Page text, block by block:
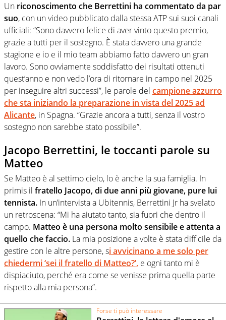
Un riconoscimento che Berrettini ha commentato da par
suo, con un video pubblicato dalla stessa ATP sui suoi canali
ufficiali: “Sono davvero felice di aver vinto questo premio,
grazie a tutti per il sostegno. È stata davvero una grande
stagione e io e il mio team abbiamo fatto davvero un gran
lavoro. Sono ovviamente soddisfatto dei risultati ottenuti
quest’anno e non vedo l’ora di ritornare in campo nel 2025
per inseguire altri successi”, le parole del campione azzurro
che sta iniziando la preparazione in vista del 2025 ad
Alicante, in Spagna. “Grazie ancora a tutti, senza il vostro
sostegno non sarebbe stato possibile”.
Jacopo Berrettini, le toccanti parole su
Matteo
Se Matteo è al settimo cielo, lo è anche la sua famiglia. In
primis il fratello Jacopo, di due anni più giovane, pure lui
tennista. In un’intervista a Ubitennis, Berrettini Jr ha svelato
un retroscena: “Mi ha aiutato tanto, sia fuori che dentro il
campo. Matteo è una persona molto sensibile e attenta a
quello che faccio. La mia posizione a volte è stata difficile da
gestire con le altre persone, si avvicinano a me solo per
chiedermi ‘sei il fratello di Matteo?’, e ogni tanto mi è
dispiaciuto, perché era come se venisse prima quella parte
rispetto alla mia persona”.
Forse ti può interessare